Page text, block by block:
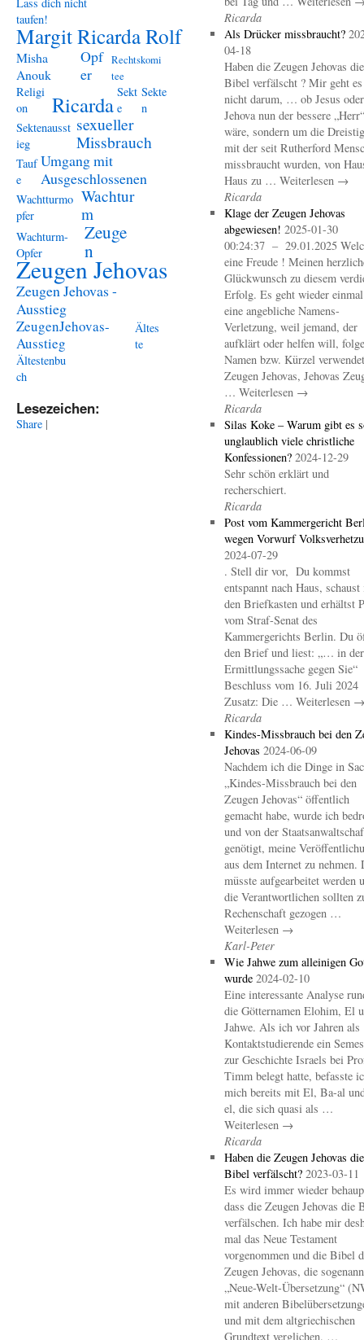
Lass dich nicht
taufen!
Margit Ricarda Rolf
Misha
Anouk
Opf
er
Rechtskomi
tee
Religi
on
Ricarda Sekt
e
Sekte
n
Sektenausst
ieg
sexueller
Missbrauch
Tauf
e
Umgang mit
Ausgeschlossenen
Wachtturmo
pfer
Wachtur
m
Wachturm-
Opfer
Zeuge
n
Zeugen Jehovas
Zeugen Jehovas -
Ausstieg
ZeugenJehovas-
Ausstieg
Ältes
te
Ältestenbu
ch
Lesezeichen:
Share |
Ricarda
Als Drücker missbraucht?
04-18
Haben die Zeugen Jehovas die
Bibel verfälscht ? Mir geht
nicht darum, … ob Jesus oder
Jehova nun der bessere „Herr“
wäre, sondern um die
mit der seit Rutherford
missbraucht wurden, von
Haus zu … Weiterlesen →
Ricarda
Klage der Zeugen Jehovas
abgewiesen! 2025-01-30
00:24:37 – 29.01.2025
eine Freude ! Meinen
Glückwunsch zu diesem
Erfolg. Es geht wieder
eine angebliche Namens-
Verletzung, weil jemand, der
aufklärt oder helfen will,
Namen bzw. Kürzel
Zeugen Jehovas, Jehovas
… Weiterlesen →
Ricarda
Silas Koke – Warum gibt es
unglaublich viele christliche
Konfessionen? 2024-12-29
Sehr schön erklärt und
recherschiert.
Ricarda
Post vom Kammergericht
wegen Vorwurf
2024-07-29
. Stell dir vor, Du kommst
entspannt nach Haus, schaust
den Briefkasten und erhältst
vom Straf-Senat des
Kammergerichts Berlin. Du
den Brief und liest: „… in der
Ermittlungssache gegen Sie“
Beschluss vom 16. Juli 2024
Zusatz: Die … Weiterlesen →
Ricarda
Kindes-Missbrauch bei den
Jehovas 2024-06-09
Nachdem ich die Dinge in
„Kindes-Missbrauch bei den
Zeugen Jehovas“ öffentlich
gemacht habe, wurde ich
und von der
genötigt, meine
aus dem Internet zu nehmen.
müsste aufgearbeitet werden
die Verantwortlichen sollten
Rechenschaft gezogen …
Weiterlesen →
Karl-Peter
Wie Jahwe zum alleinigen
wurde 2024-02-10
Eine interessante Analyse
die Götternamen Elohim, El
Jahwe. Als ich vor Jahren als
Kontaktstudierende ein
zur Geschichte Israels bei
Timm belegt hatte, befasste
mich bereits mit El, Ba-al
el, die sich quasi als …
Weiterlesen →
Ricarda
Haben die Zeugen Jehovas die
Bibel verfälscht? 2023-03-11
Es wird immer wieder
dass die Zeugen Jehovas die
verfälschen. Ich habe mir
mal das Neue Testament
vorgenommen und die Bibel
Zeugen Jehovas, die
„Neue-Welt-Übersetzung“
mit anderen
und mit dem altgriechischen
Grundtext verglichen. …